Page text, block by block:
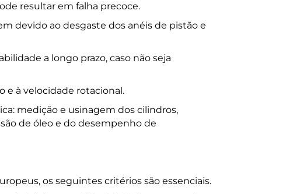
resultar em falha precoce.
devido ao desgaste dos anéis de pistão e
a longo prazo, caso não seja
e à velocidade rotacional.
medição e usinagem dos cilindros,
de óleo e do desempenho de
os seguintes critérios são essenciais.